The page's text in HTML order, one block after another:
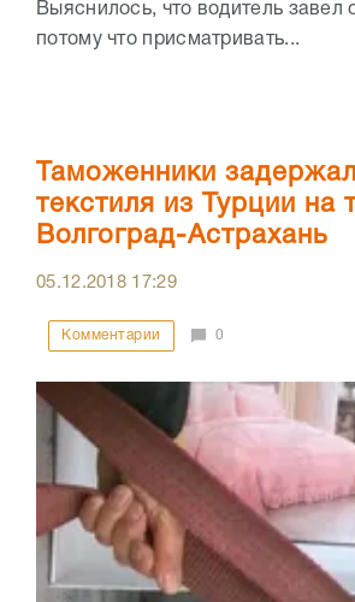
Выяснилось, что водитель завел
потому что присматривать...
Таможенники
текстиля из Турции на
Волгоград-Астрахань
05.12.2018 17:29
Комментарии 0